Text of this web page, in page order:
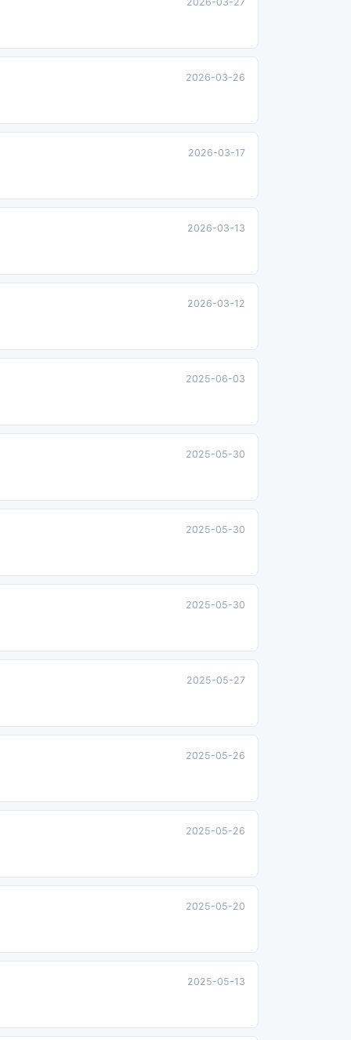
2026-03-26
2026-03-17
2026-03-13
2026-03-12
2025-06-03
2025-05-30
2025-05-30
2025-05-30
2025-05-27
2025-05-26
2025-05-26
2025-05-20
2025-05-13